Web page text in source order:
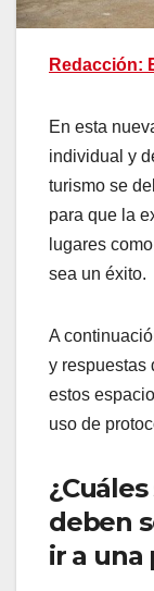
Redacción:
En esta
individual y
turismo se
para que la
lugares
sea un éxito.
A
y respuestas
estos
uso de
deben
ir a una